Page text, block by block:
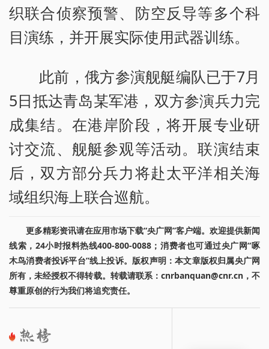
织联合侦察预警、防空反导等多个科
目演练，并开展实际使用武器训练。
此前，俄方参演舰艇编队已于7月
5日抵达青岛某军港，双方参演兵力完
成集结。在港岸阶段，将开展专业研
讨交流、舰艇参观等活动。联演结束
后，双方部分兵力将赴太平洋相关海
域组织海上联合巡航。
更多精彩资讯请在应用市场下载“央广网”客户端。欢迎提供新闻
线索，24小时报料热线400-800-0088；消费者也可通过央广网“啄
木鸟消费者投诉平台”线上投诉。版权声明：本文章版权归属央广网
所有，未经授权不得转载。转载请联系：cnrbanquan@cnr.cn，不
尊重原创的行为我们将追究责任。